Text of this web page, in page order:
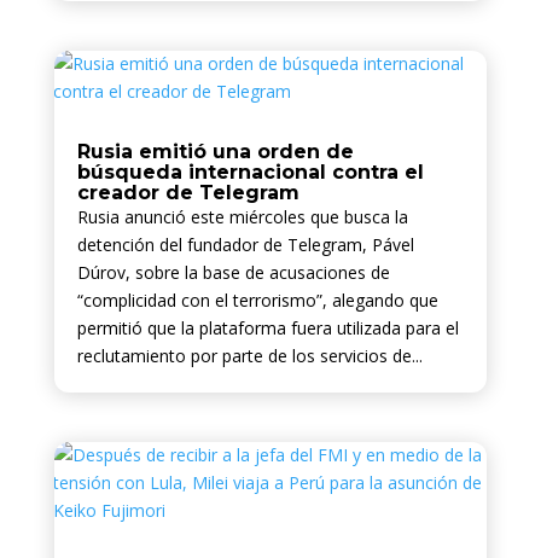
Rusia emitió una orden de
búsqueda internacional contra el
creador de Telegram
Rusia anunció este miércoles que busca la
detención del fundador de Telegram, Pável
Dúrov, sobre la base de acusaciones de
“complicidad con el terrorismo”, alegando que
permitió que la plataforma fuera utilizada para el
reclutamiento por parte de los servicios de...